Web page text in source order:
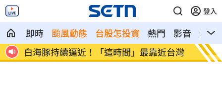
登入
即時 颱風動態 台股怎投資 熱門 影音
熱搜
作
白海豚持續逼近！「這時間」最靠近台灣 蕭敬